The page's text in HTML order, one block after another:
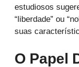
estudiosos
“liberdade” ou
suas
O Papel